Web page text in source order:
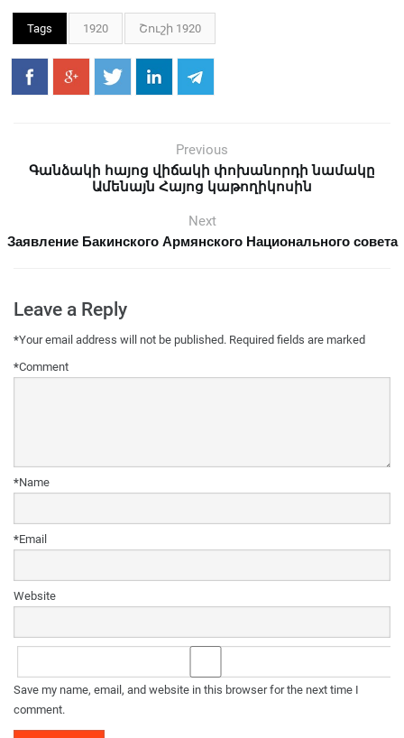
Tags 1920 Շուշի 1920
Previous
Գանձակի հայոց վիճակի փոխանորդի նամակը
Ամենայն Հայոց կաթողիկոսին
Next
Заявление Бакинского Армянского Национального совета
Leave a Reply
Your email address will not be published. Required fields are marked
*
Comment
*
Name
*
Email
*
Website
Save my name, email, and website in this browser for the next time I
comment.